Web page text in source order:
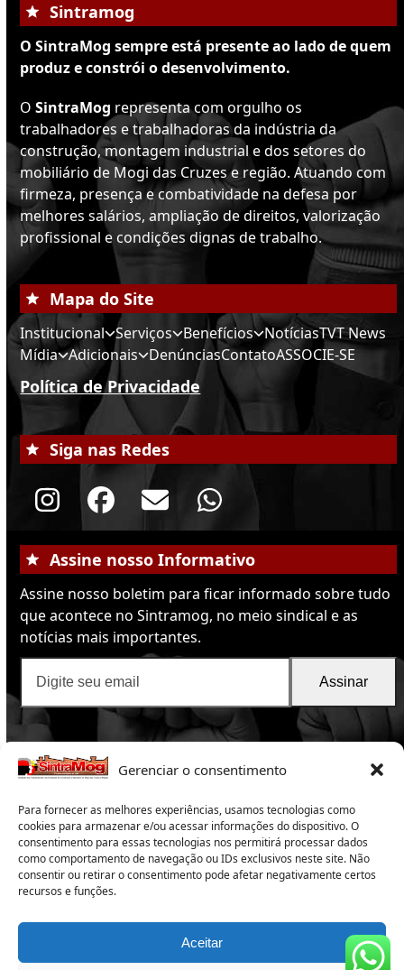
Gerenciar o consentimento
Para fornecer as melhores experiências, usamos tecnologias como
cookies para armazenar e/ou acessar informações do dispositivo. O
consentimento para essas tecnologias nos permitirá processar dados
como comportamento de navegação ou IDs exclusivos neste site. Não
consentir ou retirar o consentimento pode afetar negativamente certos
recursos e funções.
Aceitar
Sintramog
O SintraMog sempre está presente ao lado de quem
produz e constrói o desenvolvimento.
OSintraMog representa com orgulho os
trabalhadores e trabalhadoras da indústria da
construção, montagem industrial e dos setores do
mobiliário de Mogi das Cruzes e região. Atuando com
firmeza, presença e combatividade na defesa por
melhores salários, ampliação de direitos, valorização
profissional e condições dignas de trabalho.
Mapa do Site
Institucional Serviços Benefícios NotíciasTVT News
Mídia Adicionais DenúnciasContatoASSOCIE-SE
Política de Privacidade
Siga nas Redes
Instagram
Facebook
EmailWhatsapp
Assine nosso Informativo
Assine nosso boletim para ficar informado sobre tudo
que acontece no Sintramog, no meio sindical e as
notícias mais importantes.
seu
email
Assinar
SintraMog2025 -Sindicato dos Trabalhadores nas
Indústrias da Construção e do Mobiliário de Mogi das
Copyright 2025 – Todos os direitos reservados
Rua Campos Sales 165 – Centro – Suzano – SP –